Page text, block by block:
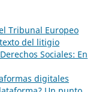
Tribunal Europeo
del litigio
Sociales: En
digitales